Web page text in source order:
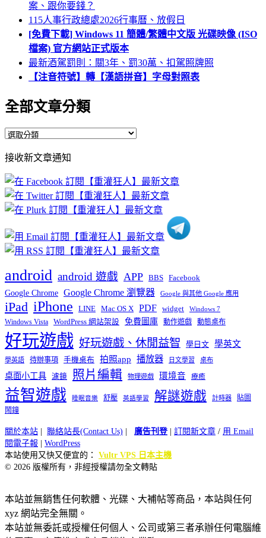
案、跟你要錢？
115人事行政總處2026行事曆、放假日
[免費下載] Windows 11 簡體/繁體中文版 光碟映像 (ISO
檔案) 官方網站正式版本
最新酒駕罰則：關3年、罰30萬、扣駕照牌照
【注音符號】轉【漢語拼音】字母對照表
全部文章分類
全
文
章
分
類
接收新文章通知
android android 遊戲 APP BBS Facebook
Google Chrome Google Chrome 瀏覽器 Google 與其他 Google 應用
iPad iPhone LINE Mac OS X PDF widget Windows 7
Windows Vista WordPress 網站架設 免費圖庫 動作遊戲 動態桌布
好玩遊戲 好玩遊戲、休閒益智 學日文 學英文
學英語 待辦事項 手機桌布 拍照app 播放器 日文學習 桌布
桌面小工具 濾鏡 照片編輯 物理遊戲 環境音 療癒
益智遊戲 睡眠音樂 舒壓 英語學習 解謎遊戲 計時器
貼圖
鬧鐘
關於本站 聯絡站長(Contact Us) 廣告刊登| 訂閱新文章 / 用 Email
閱電子報
WordPress
本站使用又快又便宜的： Vultr VPS 日本主機
© 2026 版權所有，非經授權請勿全文轉貼
本站並無銷售任何軟體、光碟、大補帖等商品，本站與任何
xyz 網站完全無關。
本站並無委託或授權任何個人、公司或第三者承辦任何電腦維